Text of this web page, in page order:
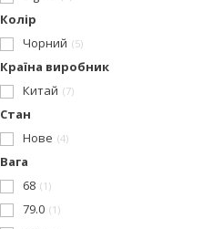
Колір
Чорний
5
Країна виробник
Китай
7
Стан
Нове 4
Вага
68 1
79.0 1